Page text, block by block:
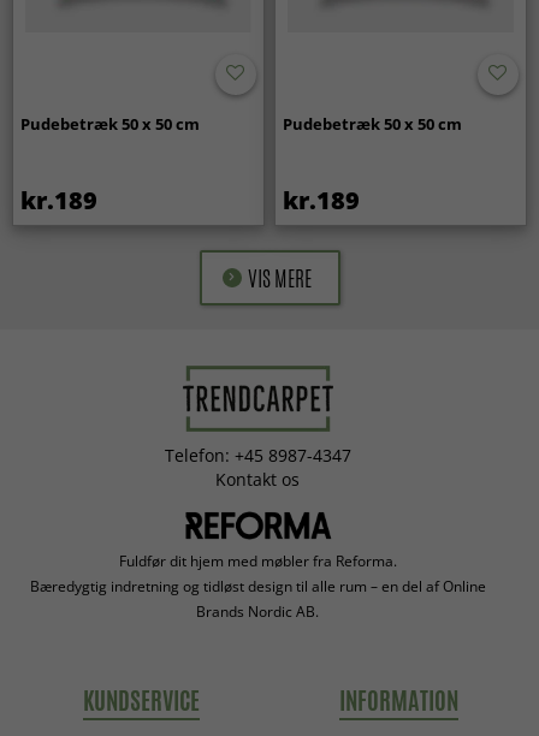
Pudebetræk 50 x 50 cm
kr.189
Pudebetræk 50 x 50 cm
kr.189
VIS MERE
Telefon: +45 8987-4347
Kontakt os
Fuldfør dit hjem med møbler fra Reforma.
Bæredygtig indretning og tidløst design til alle rum – en del af Online
Brands Nordic AB.
KUNDSERVICE INFORMATION